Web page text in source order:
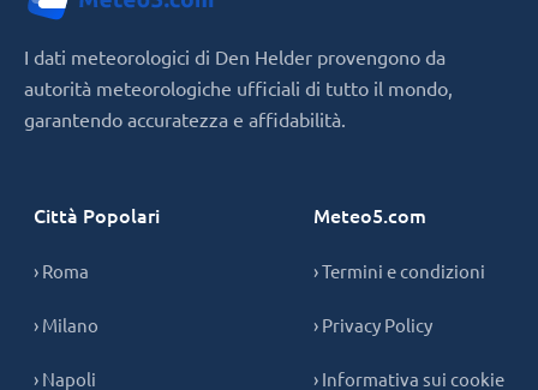
I dati meteorologici di Den Helder provengono da
autorità meteorologiche ufficiali di tutto il mondo,
garantendo accuratezza e affidabilità.
Città Popolari
› Roma
› Milano
› Napoli
Meteo5.com
› Termini e condizioni
› Privacy Policy
› Informativa sui cookie